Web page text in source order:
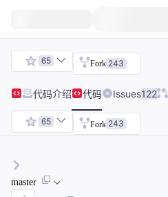
65 Fork 243
代码介绍 代码 Issues122
65 Fork 243
master